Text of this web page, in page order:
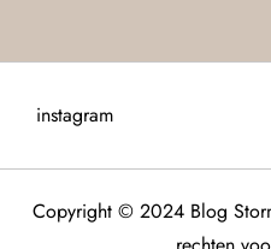
instagram
Copyright © 2024 Blog